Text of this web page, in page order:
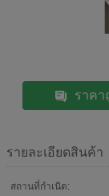
ราค
รายละเอียดสินค้า
สถานที่กำเนิด: